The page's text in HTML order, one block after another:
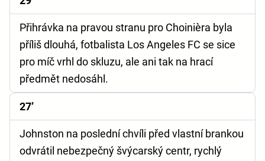
Přihrávka na pravou stranu pro Choinièra byla
příliš dlouhá, fotbalista Los Angeles FC se sice
pro míč vrhl do skluzu, ale ani tak na hrací
předmět nedosáhl.
27’
Johnston na poslední chvíli před vlastní brankou
odvrátil nebezpečný švýcarský centr, rychlý